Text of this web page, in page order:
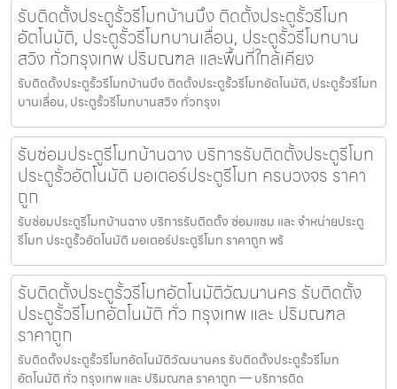
รับติดตั้งประตูรั้วรีโมทบ้านบึง ติดตั้งประตูรั้วรีโมท
อัตโนมัติ, ประตูรั้วรีโมทบานเลื่อน, ประตูรั้วรีโมทบาน
สวิง ทั่วกรุงเทพ ปริมณฑล และพื้นที่ใกล้เคียง
รับติดตั้งประตูรั้วรีโมทบ้านบึง ติดตั้งประตูรั้วรีโมทอัตโนมัติ, ประตูรั้วรีโมท
บานเลื่อน, ประตูรั้วรีโมทบานสวิง ทั่วกรุงเ
รับซ่อมประตูรีโมทบ้านฉาง บริการรับติดตั้งประตูรีโมท
ประตูรั้วอัตโนมัติ มอเตอร์ประตูรีโมท ครบวงจร ราคา
ถูก
รับซ่อมประตูรีโมทบ้านฉาง บริการรับติดตั้ง ซ่อมแซม และ จำหน่ายประตู
รีโมท ประตูรั้วอัตโนมัติ มอเตอร์ประตูรีโมท ราคาถูก พร้
รับติดตั้งประตูรั้วรีโมทอัตโนมัติวัฒนานคร รับติดตั้ง
ประตูรั้วรีโมทอัตโนมัติ ทั่ว กรุงเทพ และ ปริมณฑล
ราคาถูก
รับติดตั้งประตูรั้วรีโมทอัตโนมัติวัฒนานคร รับติดตั้งประตูรั้วรีโมท
อัตโนมัติ ทั่ว กรุงเทพ และ ปริมณฑล ราคาถูก — บริการติด